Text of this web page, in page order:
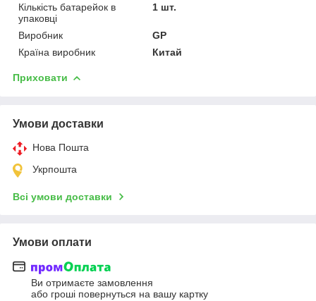
Кількість батарейок в
упаковці
1 шт.
Виробник
GP
Країна виробник
Китай
Приховати
Умови доставки
Нова Пошта
Укрпошта
Всі умови доставки
Умови оплати
Ви отримаєте замовлення
або гроші повернуться на вашу картку